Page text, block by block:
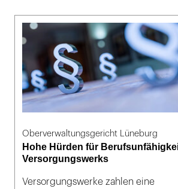
Oberverwaltungsgericht Lüneburg
Hohe Hürden für
Versorgungswerks
Versorgungswerke zahlen eine